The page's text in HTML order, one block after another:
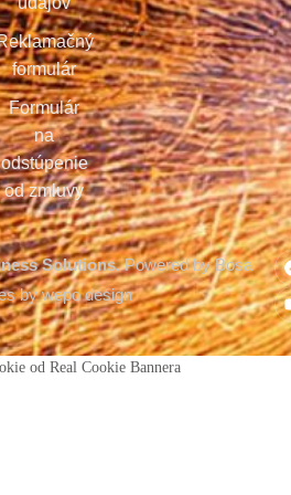
formulár
Formulár
na
odstúpenie
od zmluvy
Solutions.Powered by Bosa
by wepo design
od Real Cookie Bannera